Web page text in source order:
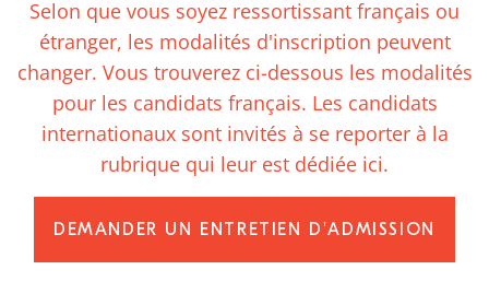
Selon que vous soyez ressortissant français ou
étranger, les modalités d'inscription peuvent
changer. Vous trouverez ci-dessous les modalités
pour les candidats français. Les candidats
internationaux sont invités à se reporter à la
rubrique qui leur est dédiée ici.
DEMANDER UN ENTRETIEN D'ADMISSION